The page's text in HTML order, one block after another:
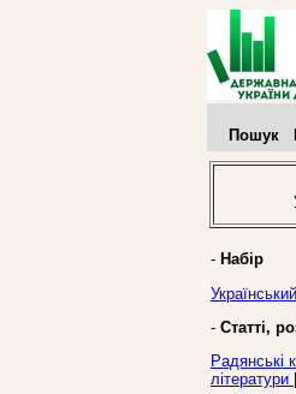
Пошук
- Набір
- Статті,
Радянські